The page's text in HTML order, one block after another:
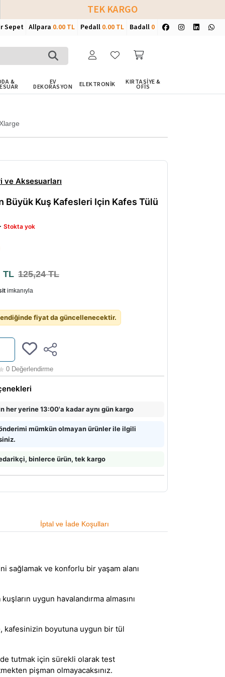
TEK KARGO
Sepet Allpara 0.00 TL Pedall 0.00 TL Badall 0
& EV
DEKORASYON ELEKTRONİK KIRTASİYE &
OFİS
ve Aksesuarları
Büyük Kuş Kafesleri Için Kafes Tülü
Stokta yok
TL 125,24 TL
imkanıyla
fiyat da güncellenecektir.
0 Değerlendirme
her yerine 13:00'a kadar aynı gün kargo
mümkün olmayan ürünler ile ilgili
binlerce ürün, tek kargo
İptal ve İade Koşulları
sağlamak ve konforlu bir yaşam alanı
uygun havalandırma almasını
kafesinizin boyutuna uygun bir tül
tutmak için sürekli olarak test
pişman olmayacaksınız.